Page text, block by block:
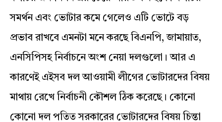
সমর্থন এবং ভোটার কমে গেলেও এটি ভোটে বড়
প্রভাব রাখবে এমনটা মনে করছে বিএনপি, জামায়াত,
এনসিপিসহ নির্বাচনে অংশ নেয়া দলগুলো। আর এ
কারণেই এইসব দল আওয়ামী লীগের ভোটারদের বিষয়
মাথায় রেখে নির্বাচনী কৌশল ঠিক করেছে। কোনো
কোনো দল পতিত সরকারের ভোটারদের বিষয় চিন্তা